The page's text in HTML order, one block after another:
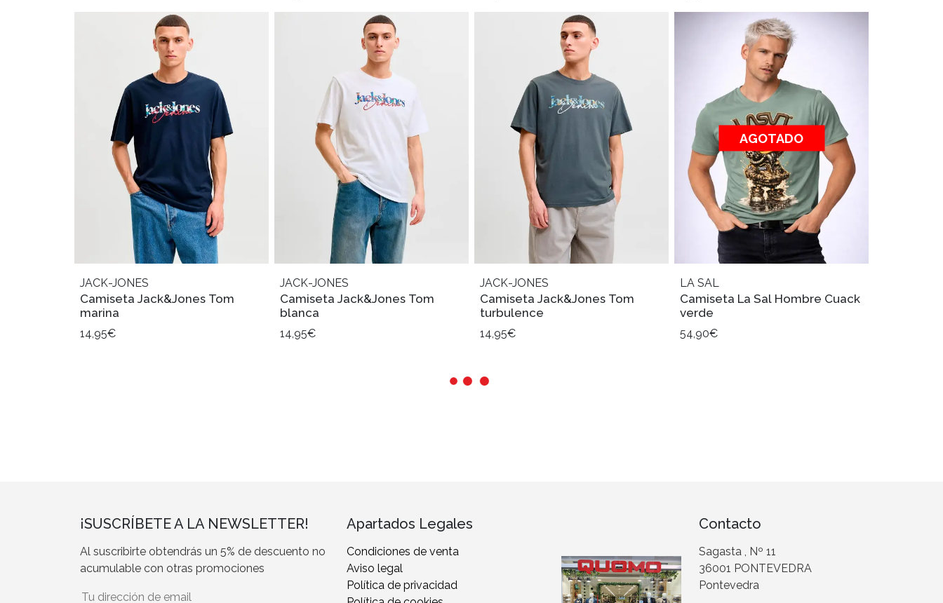
JACK-JONES
Camiseta Jack&Jones Tom
marina
14,95€
JACK-JONES
Camiseta Jack&Jones Tom
blanca
14,95€
JACK-JONES
Camiseta Jack&Jones Tom
turbulence
14,95€
AGOTADO
LA SAL
Camiseta La Sal Hombre Cuack
verde
54,90€
¡SUSCRÍBETE A LA NEWSLETTER!
Al suscribirte obtendrás un 5% de descuento no
acumulable con otras promociones
Apartados Legales
Condiciones de venta
Aviso legal
Política de privacidad
Contacto
Sagasta , Nº 11
36001 PONTEVEDRA
Pontevedra